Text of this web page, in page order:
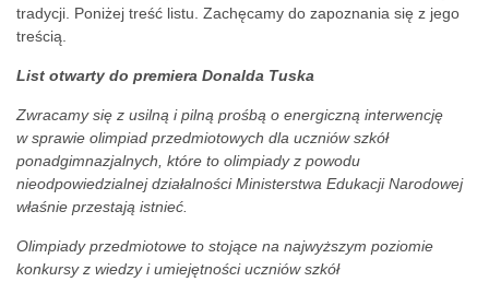
tradycji. Poniżej treść listu. Zachęcamy do zapoznania się z jego
treścią.
List otwarty do premiera Donalda Tuska
Zwracamy się z usilną i pilną prośbą o energiczną interwencję
w sprawie olimpiad przedmiotowych dla uczniów szkół
ponadgimnazjalnych, które to olimpiady z powodu
nieodpowiedzialnej działalności Ministerstwa Edukacji Narodowej
właśnie przestają istnieć.
Olimpiady przedmiotowe to stojące na najwyższym poziomie
konkursy z wiedzy i umiejętności uczniów szkół